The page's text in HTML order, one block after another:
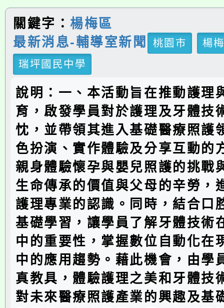
關鍵字： 楊梅區
最新消息-輔導室新聞
桃園市
楊
瑞坪國民中學
說明：一、本活動旨在推動護理
育，啟發學員對於護理及牙體技
忱，並帶領其進入基礎醫療照護
色扮演、實作體驗及分享互動的
親身體驗懷孕與嬰兒照護的挑戰
生命傳承的價值與父母的辛勞，
護理專業的認識。同時，結合口
基礎學習，讓學員了解牙體技術
中的重要性，掌握數位自動化在
中的應用趨勢。藉此機會，由學
真教具，體驗護理之美和牙體技
對未來醫療照護產業的興趣及基